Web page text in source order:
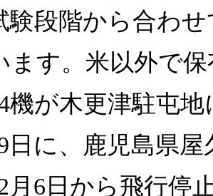
験段階から合わ
ます。米以外で
機が木更津駐屯
日に、鹿児島県
月6日から飛行停